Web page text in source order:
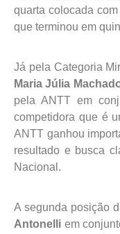
quarta colocada com
que terminou em
Já pela Categoria
Maria Júlia
pela ANTT em
competidora que é
ANTT ganhou
resultado e busca
Nacional.
A segunda posição
Antonelli em